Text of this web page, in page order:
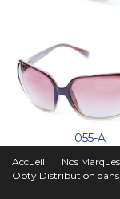
055-A
Accueil Nos Marques
Opty Distribution